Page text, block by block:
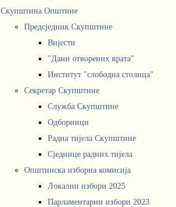
Скупштина Општине
Предсједник Скупштине
Вијести
"Дани отворених врата"
Институт "слободна столица"
Секретар Скупштине
Служба Скупштине
Одборници
Радна тијела Скупштине
Сједнице радних тијела
Општинска изборна комисија
Локални избори 2025
Парламентарни избори 2023